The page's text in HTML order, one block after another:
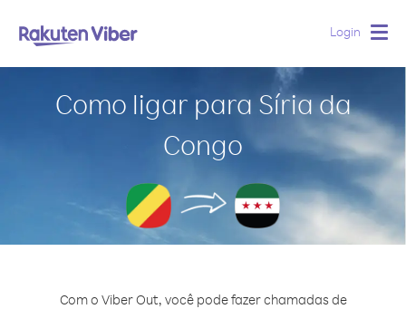
Login
Como ligar para Síria da
Congo
Com o Viber Out, você pode fazer chamadas de